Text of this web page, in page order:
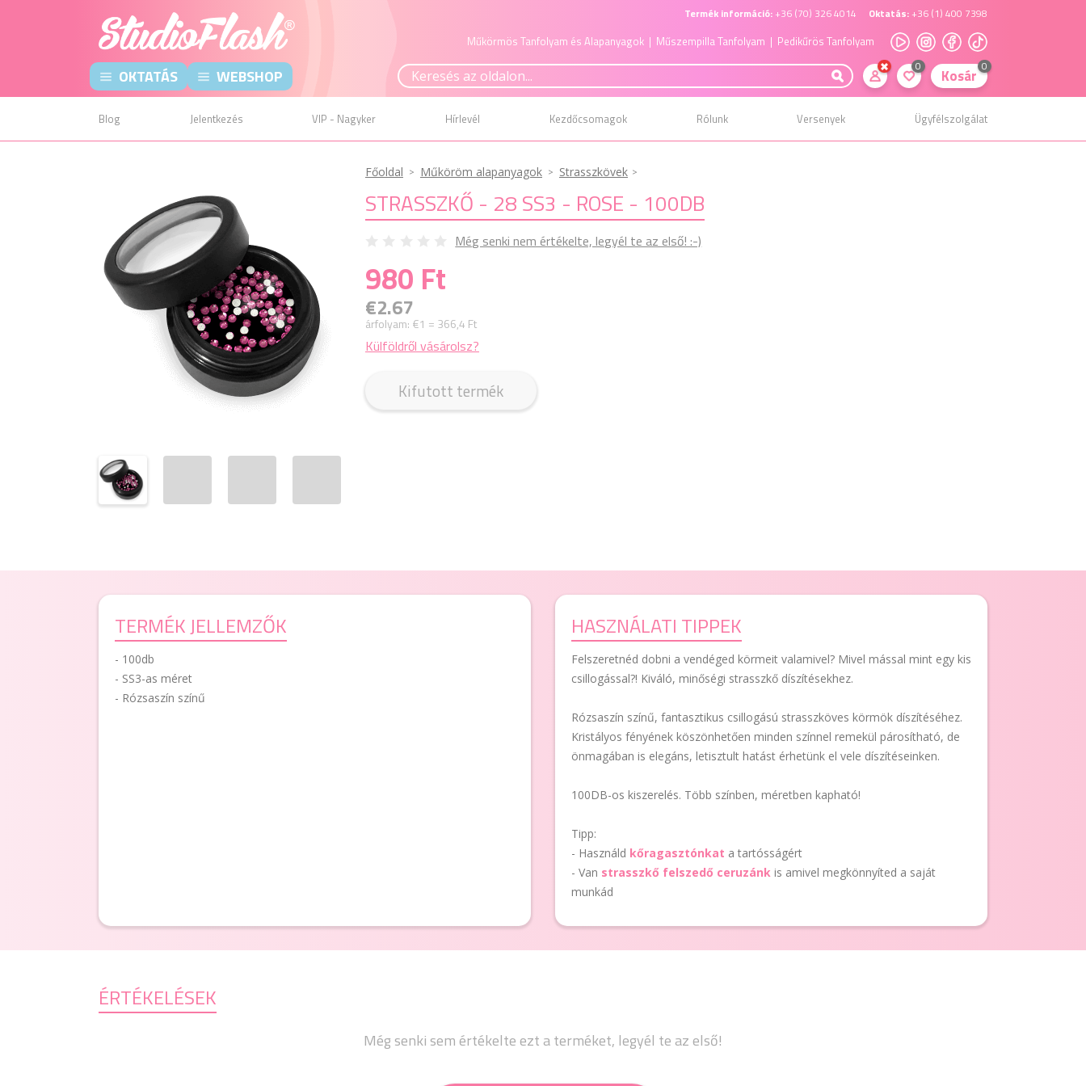
Termék információ: +36 (70) 326 4014 Oktatás: +36 (1) 400 7398
Műkörmös Tanfolyam és Alapanyagok | Műszempilla Tanfolyam | Pedikűrös Tanfolyam
OKTATÁS WEBSHOP 0 Kosár 0
Blog Jelentkezés VIP - Nagyker Hírlevél Kezdőcsomagok Rólunk Versenyek Ügyfélszolgálat
Főoldal Műköröm alapanyagok Strasszkövek
STRASSZKŐ - 28 SS3 - ROSE - 100DB
Még senki nem értékelte, legyél te az első! :-)
980 Ft
€2.67
árfolyam: €1 = 366,4 Ft
Külföldről vásárolsz?
Kifutott termék
TERMÉK JELLEMZŐK
- 100db
- SS3-as méret
- Rózsaszín színű
HASZNÁLATI TIPPEK
Felszeretnéd dobni a vendéged körmeit valamivel? Mivel mással mint egy kis
csillogással?! Kiváló, minőségi strasszkő díszítésekhez.
Rózsaszín színű, fantasztikus csillogású strasszköves körmök díszítéséhez.
Kristályos fényének köszönhetően minden színnel remekül párosítható, de
önmagában is elegáns, letisztult hatást érhetünk el vele díszítéseinken.
100DB-os kiszerelés. Több színben, méretben kapható!
Tipp:
- Használd kőragasztónkat a tartósságért
- Van strasszkő felszedő ceruzánk is amivel megkönnyíted a saját
munkád
ÉRTÉKELÉSEK
Még senki sem értékelte ezt a terméket, legyél te az első!